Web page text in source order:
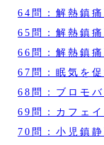
64問：解熱鎮痛
65問：解熱鎮痛
66問：解熱鎮
67問：眠気を
68問：ブロモ
69問：カフェイ
70問：小児鎮静